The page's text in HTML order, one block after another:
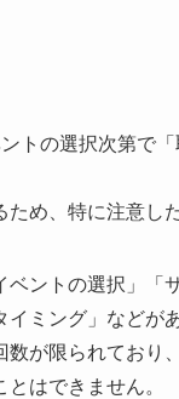
トの選択次第で
め、特に注意し
ントの選択」「
ミング」などが
が限られており
はできません。